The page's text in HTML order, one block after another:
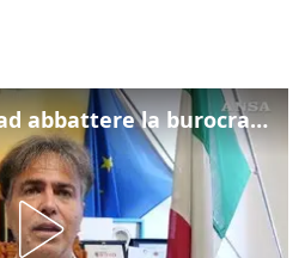
La fibra aiuta l'IA ad abbattere la burocrazia, progetto pilota in Veneto